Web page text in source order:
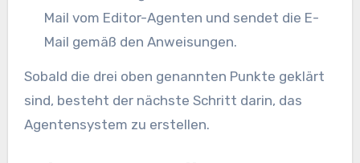
Mail vom Editor-Agenten und sendet die E-
Mail gemäß den Anweisungen.
Sobald die drei oben genannten Punkte geklärt
sind, besteht der nächste Schritt darin, das
Agentensystem zu erstellen.